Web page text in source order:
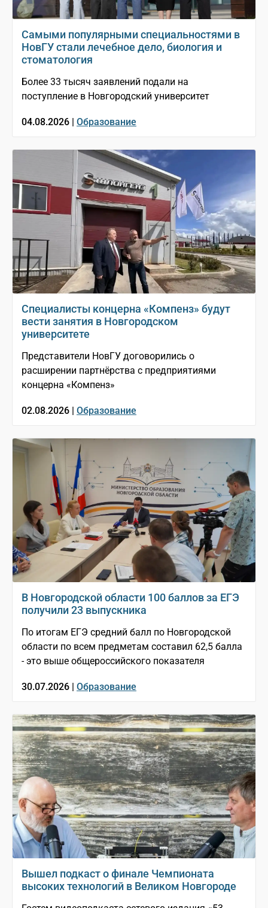
Самыми популярными специальностями в
НовГУ стали лечебное дело, биология и
стоматология
Более 33 тысяч заявлений подали на
поступление в Новгородский университет
04.08.2026 | Образование
Специалисты концерна «Компенз» будут
вести занятия в Новгородском
университете
Представители НовГУ договорились о
расширении партнёрства с предприятиями
концерна «Компенз»
02.08.2026 | Образование
В Новгородской области 100 баллов за ЕГЭ
получили 23 выпускника
По итогам ЕГЭ средний балл по Новгородской
области по всем предметам составил 62,5 балла
- это выше общероссийского показателя
30.07.2026 | Образование
Вышел подкаст о финале Чемпионата
высоких технологий в Великом Новгороде